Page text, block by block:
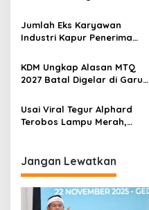
i
p
s
Ekonomi
Jumlah Eks Karyawan
Industri Kapur Penerima
Bertambah, KDM: Kita
Identifikasi
KDM Ungkap Alasan MTQ
2027 Batal Digelar di Garut,
Usai Viral Tegur Alphard
Terobos Lampu Merah,
Jangan Lewatkan